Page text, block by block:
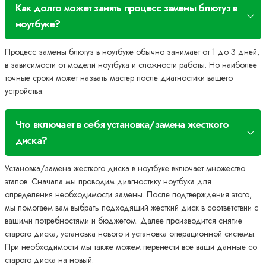
Как долго может занять процесс замены блютуз в
ноутбуке?
Процесс замены блютуз в ноутбуке обычно занимает от 1 до 3 дней,
в зависимости от модели ноутбука и сложности работы. Но наиболее
точные сроки может назвать мастер после диагностики вашего
устройства.
Что включает в себя установка/замена жесткого
диска?
Установка/замена жесткого диска в ноутбуке включает множество
этапов. Сначала мы проводим диагностику ноутбука для
определения необходимости замены. После подтверждения этого,
мы помогаем вам выбрать подходящий жесткий диск в соответствии с
вашими потребностями и бюджетом. Далее производится снятие
старого диска, установка нового и установка операционной системы.
При необходимости мы также можем перенести все ваши данные со
старого диска на новый.